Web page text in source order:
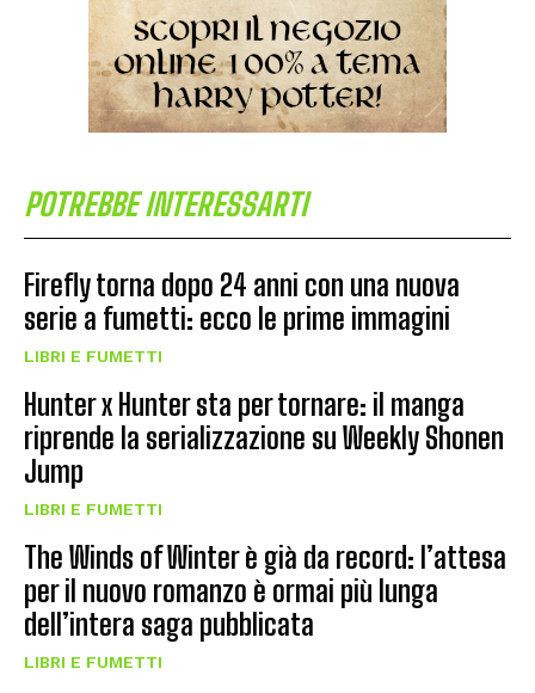
POTREBBE INTERESSARTI
Firefly torna dopo 24 anni con una nuova
serie a fumetti: ecco le prime immagini
LIBRI E FUMETTI
Hunter x Hunter sta per tornare: il manga
riprende la serializzazione su Weekly Shonen
Jump
LIBRI E FUMETTI
The Winds of Winter è già da record: l’attesa
per il nuovo romanzo è ormai più lunga
dell’intera saga pubblicata
LIBRI E FUMETTI